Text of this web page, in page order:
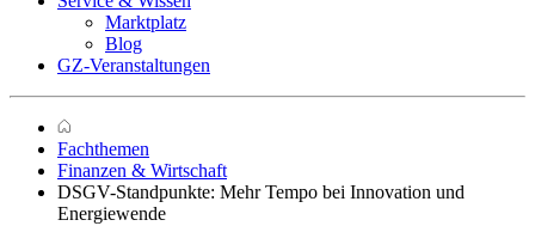
Marktplatz
Blog
GZ-Veranstaltungen
Fachthemen
Finanzen & Wirtschaft
DSGV-Standpunkte: Mehr Tempo bei Innovation und
Energiewende